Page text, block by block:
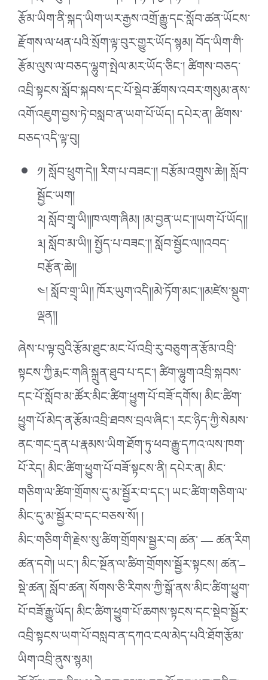
རྩོམ་ཡིག་ནི་སྐད་ཡིག་ཡར་རྒྱས་འགྲོ་རྒྱུ་དང་སློབ་ཚན་ཡོངས་
རྫོགས་ལ་ཕན་པའི་སྲོག་ལྟ་བུར་གྱུར་ཡོད་སྙམ། བོད་ཡིག་གི་
རྩོམ་ལུས་ལ་བཅད་ལྷུག་སྤེལ་མར་ཡོད་ཅིང་། ཚིགས་བཅད་
འབྲི་སྟངས་སློབ་སྐབས་དང་པོ་སྡེབ་ཚོགས་འབར་གསུམ་ནས་
འགོ་འཇུག་བྱས་ཏེ་བསླབ་ན་ཡག་པོ་ཡོད། དཔེར་ན། ཚིགས་
བཅད་འདི་ལྟ་བུ།
༡། སློབ་ཕྲུག་དེ།། རིག་པ་བཟང་།། བརྩོམ་འགྲུས་ཆེ།། སློབ་
སྦྱོང་ཡག།
༢། སློབ་གྲྭ་ཡི།།ཁ་ལག་ཞིམ། །མ་བྱན་ཡང་།།ཡག་པོ་ཡོད།།
༣། སློབ་མ་ཡི།། སྤྱོད་པ་བཟང་།། སློབ་སྦྱོང་ལ།།འབད་
བརྩོན་ཆེ།།
༤། སློབ་གྲྭ་ཡི།། ཁོར་ཡུག་འདི།།མེ་ཏོག་མང་།།མཛེས་སྡུག་
ལྡན།།
ཞེས་པ་ལྟ་བུའི་རྩོམ་ཐུང་མང་པོ་འབྲི་རུ་བཅུག་ན་རྩོམ་འབྲི་
སྟངས་ཀྱི་རྨང་གཞི་སྐྲུན་ཐུབ་པ་དང་། ཚིག་ལྷུག་འབྲི་སྐབས་
དང་པོ་སློབ་མ་ཚོར་མིང་ཚིག་ཕྱུག་པོ་བཟོ་དགོས། མིང་ཚིག་
ཕྱུག་པོ་མེད་ན་རྩོམ་འབྲི་ཐབས་བྲལ་ཞིང་། རང་ཉིད་ཀྱི་སེམས་
ནང་གང་དྲན་པ་རྣམས་ཡིག་ཐོག་ཏུ་ཕབ་རྒྱུ་དཀའ་ལས་ཁག་
པོ་རེད། མིང་ཚིག་ཕྱུག་པོ་བཟོ་སྟངས་ནི། དཔེར་ན། མིང་
གཅིག་ལ་ཚིག་གྲོགས་དུ་མ་སྦྱོར་བ་དང་། ཡང་ཚིག་གཅིག་ལ་
མིང་དུ་མ་སྦྱོར་བ་དང་བཅས་སོ། །
མིང་གཅིག་གི་རྗེས་སུ་ཚིག་གྲོགས་སྦྱར་བ། ཚན་ — ཚན་རིག
ཚན་དགེ། ཡང་། མིང་སྔོན་ལ་ཚིག་གྲོགས་སྦྱོར་སྟངས། ཚན་–
སྡེ་ཚན། སློབ་ཚན། སོགས་ཅི་རིགས་ཀྱི་སྒོ་ནས་མིང་ཚིག་ཕྱུག་
པོ་བཟོ་རྒྱུ་ཡོད། མིང་ཚིག་ཕྱུག་པོ་ཆགས་སྟངས་དང་སྡེབ་སྦྱོར་
འབྲི་སྟངས་ཡག་པོ་བསླབ་ན་དཀའ་ངལ་མེད་པའི་ཐོག་རྩོམ་
ཡིག་འབྲི་ནུས་སྙམ།